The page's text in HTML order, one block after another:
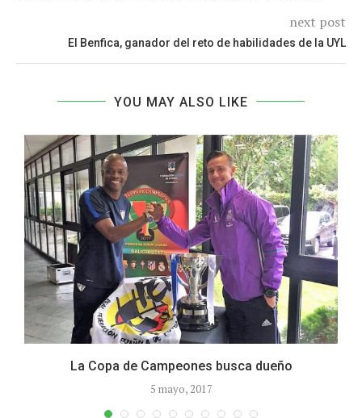
next post
El Benfica, ganador del reto de habilidades de la UYL
YOU MAY ALSO LIKE
La Copa de Campeones busca dueño
5 mayo, 2017